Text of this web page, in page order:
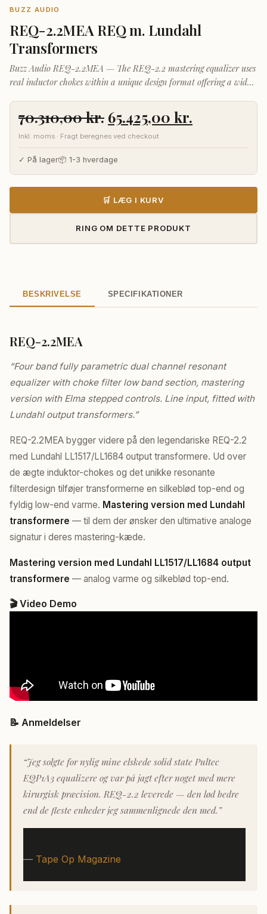
BUZZ AUDIO
REQ-2.2MEA REQ m. Lundahl
Transformers
Buzz Audio REQ-2.2MEA — The REQ-2.2 mastering equalizer uses
real inductor chokes within a unique design format offering a wide
found on other parametric equalizers of this type.
70.310,00kr. Den
oprindelige
pris
var:
70.310,00 kr..
65.425,00 kr.
aktuelle
pris
65.425,00
Inkl. moms · Fragt beregnes ved checkout
✓ På lager📦 1-3 hverdage
🛒 LÆG I KURV
RING OM DETTE PRODUKT
BESKRIVELSE SPECIFIKATIONER
REQ-2.2MEA
“Four band fully parametric dual channel resonant
equalizer with choke filter low band section, mastering
version with Elma stepped controls. Line input, fitted with
Lundahl output transformers.”
REQ-2.2MEA bygger videre på den legendariske REQ-2.2
med Lundahl LL1517/LL1684 output transformere. Ud over
de ægte induktor-chokes og det unikke resonante
filterdesign tilføjer transformerne en silkeblød top-end og
fyldig low-end varme. Mastering version med Lundahl
transformere — til dem der ønsker den ultimative analoge
signatur i deres mastering-kæde.
Mastering version med Lundahl LL1517/LL1684 output
transformere — analog varme og silkeblød top-end.
🎬 Video Demo
📝 Anmeldelser
“Jeg solgte for nylig mine elskede solid state Pultec
EQP1A3 equalizere og var på jagt efter noget med mere
kirurgisk præcision. REQ-2.2 leverede — den lød bedre
end de fleste enheder jeg sammenlignede den med.”
— Tape Op Magazine